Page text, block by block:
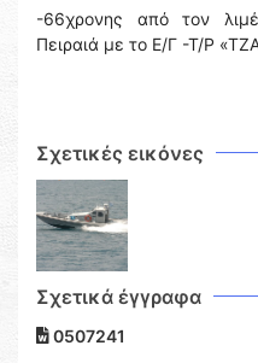
-66χρονης από τον
Πειραιά με το Ε/Γ -Τ/Ρ
Σχετικές εικόνες
Σχετικά έγγραφα
0507241